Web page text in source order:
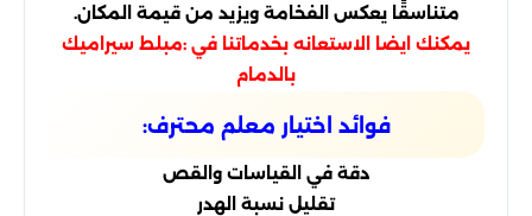
متناسقًا يعكس الفخامة ويزيد من قيمة المكان.
يمكنك ايضا الاستعانه بخدماتنا في :مبلط سيراميك
بالدمام
فوائد اختيار معلم محترف:
دقة في القياسات والقص
تقليل نسبة الهدر